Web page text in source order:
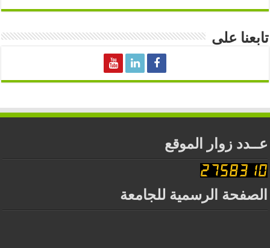
تابعنا على
عــدد زوار الموقع
الصفحة الرسمية للجامعة